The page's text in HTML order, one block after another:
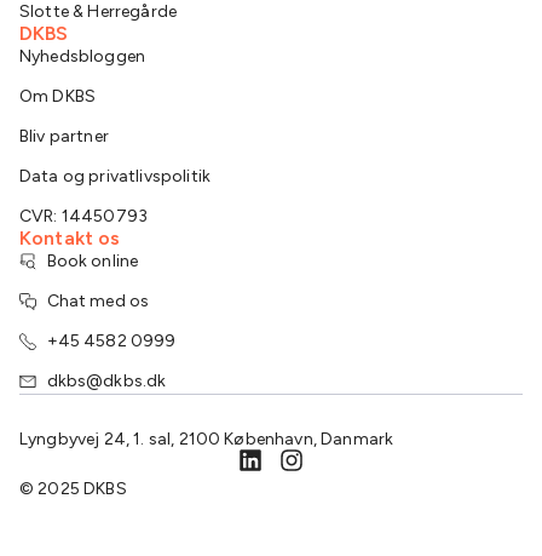
Slotte & Herregårde
DKBS
Nyhedsbloggen
Om DKBS
Bliv partner
Data og privatlivspolitik
CVR: 14450793
Kontakt os
Book online
Chat med os
+45 4582 0999
dkbs@dkbs.dk
Lyngbyvej 24, 1. sal, 2100 København, Danmark
© 2025 DKBS